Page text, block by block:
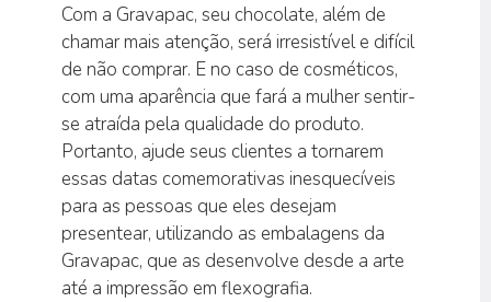
Com a Gravapac, seu chocolate, além de
chamar mais atenção, será irresistível e difícil
de não comprar. E no caso de cosméticos,
com uma aparência que fará a mulher sentir-
se atraída pela qualidade do produto.
Portanto, ajude seus clientes a tornarem
essas datas comemorativas inesquecíveis
para as pessoas que eles desejam
presentear, utilizando as embalagens da
Gravapac, que as desenvolve desde a arte
até a impressão em flexografia.